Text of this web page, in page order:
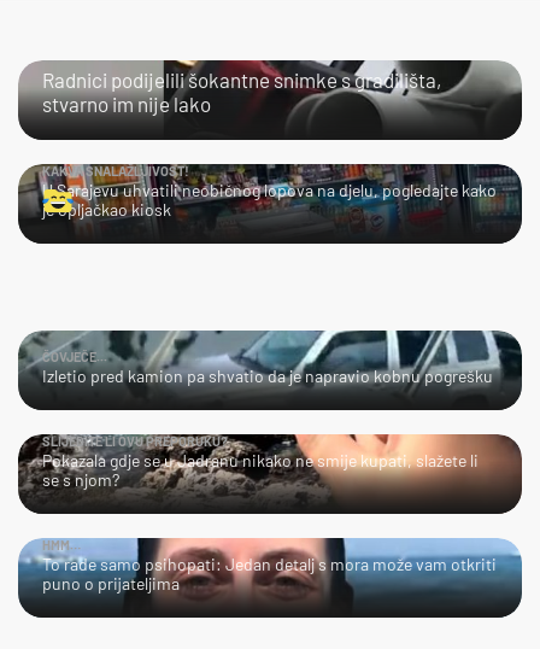
Radnici podijelili šokantne snimke s gradilišta,
stvarno im nije lako
KAKVA SNALAŽLJIVOST!
U Sarajevu uhvatili neobičnog lopova na djelu, pogledajte kako
je opljačkao kiosk
ČOVJEČE...
Izletio pred kamion pa shvatio da je napravio kobnu pogrešku
SLIJEDITE LI OVU PREPORUKU?
Pokazala gdje se u Jadranu nikako ne smije kupati, slažete li
se s njom?
HMM…
To rade samo psihopati: Jedan detalj s mora može vam otkriti
puno o prijateljima